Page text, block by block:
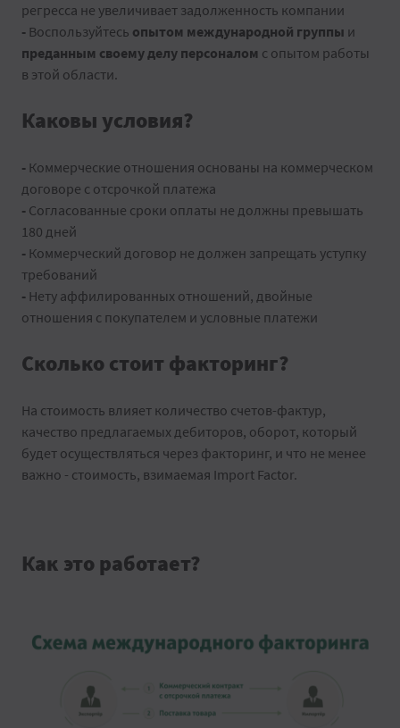
регресса не увеличивает задолженность компании
- Воспользуйтесь опытом международной группы и
преданным своему делу персоналом с опытом работы
в этой области.
Каковы условия?
- Коммерческие отношения основаны на коммерческом
договоре с отсрочкой платежа
- Согласованные сроки оплаты не должны превышать
180 дней
- Коммерческий договор не должен запрещать уступку
требований
- Нету аффилированных отношений, двойные
отношения с покупателем и условные платежи
Сколько стоит факторинг?
На стоимость влияет количество счетов-фактур,
качество предлагаемых дебиторов, оборот, который
будет осуществляться через факторинг, и что не менее
важно - стоимость, взимаемая Import Factor.
Как это работает?